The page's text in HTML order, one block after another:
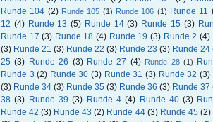
Runde 104 (2) Runde 105 (1) Runde 106 (1) Runde 11
12 (4) Runde 13 (5) Runde 14 (3) Runde 15 (3)
Runde 17 (3) Runde 18 (4) Runde 19 (3) Runde 2 (4)
(3) Runde 21 (3) Runde 22 (3) Runde 23 (3) Runde 24
25 (3) Runde 26 (3) Runde 27 (4) Runde 28 (1)
Runde 3 (2) Runde 30 (3) Runde 31 (3) Runde 32 (3)
(3) Runde 34 (3) Runde 35 (3) Runde 36 (3) Runde 37
38 (3) Runde 39 (3) Runde 4 (4) Runde 40 (3)
Runde 42 (3) Runde 43 (2) Runde 44 (3) Runde 45 (2)